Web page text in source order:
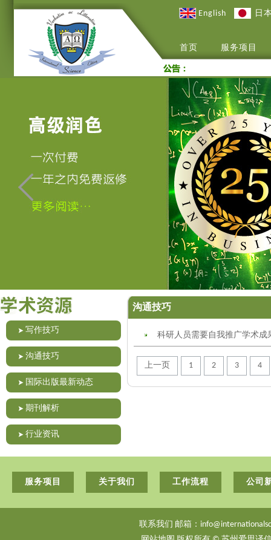
English 日
首页 服务项目
写作技巧
沟通技巧
国际出版最新动态
期刊解析
行业资讯
沟通技巧
科研人员需要自我推广学术成
上一页 1 2 3 4
服务项目 关于我们 工作流程 公司
联系我们 邮箱：